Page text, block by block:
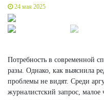
24 мая 2025
Потребность в современной
разы. Однако, как выяснила
проблемы не видят. Среди
журналистский запрос,